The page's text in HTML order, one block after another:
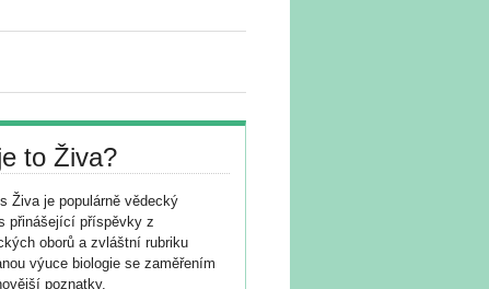
to Živa?
Živa je populárně vědecký
přinášející příspěvky z
oborů a zvláštní rubriku
výuce biologie se zaměřením
poznatky.